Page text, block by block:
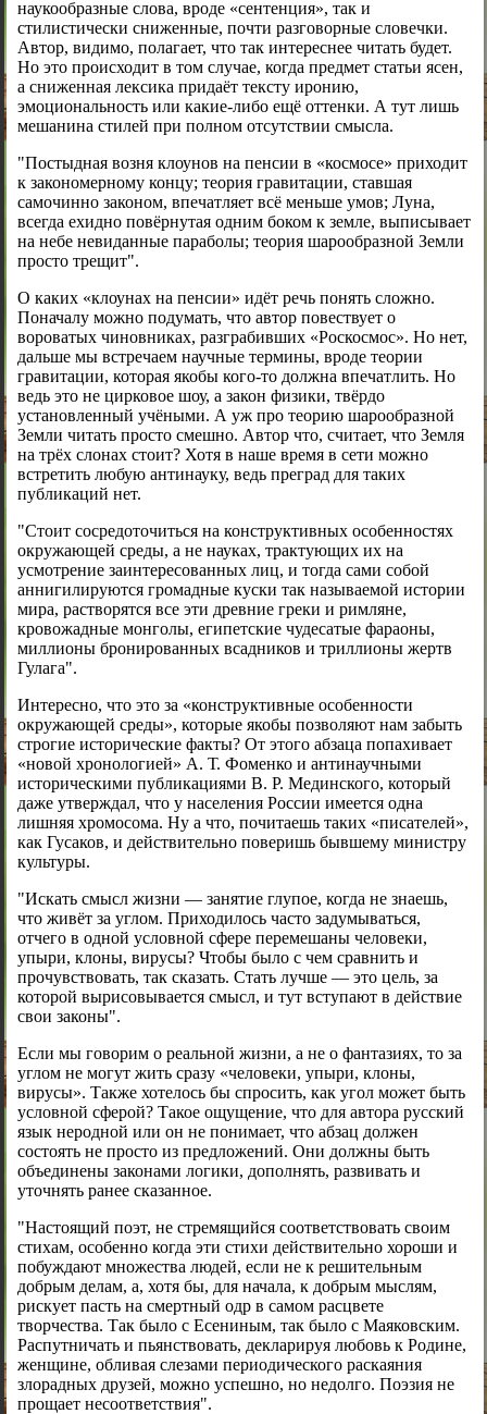
наукообразные слова, вроде «сентенция», так и
стилистически сниженные, почти разговорные словечки.
Автор, видимо, полагает, что так интереснее читать будет.
Но это происходит в том случае, когда предмет статьи ясен,
а сниженная лексика придаёт тексту иронию,
эмоциональность или какие-либо ещё оттенки. А тут лишь
мешанина стилей при полном отсутствии смысла.
"Постыдная возня клоунов на пенсии в «космосе» приходит
к закономерному концу; теория гравитации, ставшая
самочинно законом, впечатляет всё меньше умов; Луна,
всегда ехидно повёрнутая одним боком к земле, выписывает
на небе невиданные параболы; теория шарообразной Земли
просто трещит".
О каких «клоунах на пенсии» идёт речь понять сложно.
Поначалу можно подумать, что автор повествует о
вороватых чиновниках, разграбивших «Роскосмос». Но нет,
дальше мы встречаем научные термины, вроде теории
гравитации, которая якобы кого-то должна впечатлить. Но
ведь это не цирковое шоу, а закон физики, твёрдо
установленный учёными. А уж про теорию шарообразной
Земли читать просто смешно. Автор что, считает, что Земля
на трёх слонах стоит? Хотя в наше время в сети можно
встретить любую антинауку, ведь преград для таких
публикаций нет.
"Стоит сосредоточиться на конструктивных особенностях
окружающей среды, а не науках, трактующих их на
усмотрение заинтересованных лиц, и тогда сами собой
аннигилируются громадные куски так называемой истории
мира, растворятся все эти древние греки и римляне,
кровожадные монголы, египетские чудесатые фараоны,
миллионы бронированных всадников и триллионы жертв
Гулага".
Интересно, что это за «конструктивные особенности
окружающей среды», которые якобы позволяют нам забыть
строгие исторические факты? От этого абзаца попахивает
«новой хронологией» А. Т. Фоменко и антинаучными
историческими публикациями В. Р. Мединского, который
даже утверждал, что у населения России имеется одна
лишняя хромосома. Ну а что, почитаешь таких «писателей»,
как Гусаков, и действительно поверишь бывшему министру
культуры.
"Искать смысл жизни — занятие глупое, когда не знаешь,
что живёт за углом. Приходилось часто задумываться,
отчего в одной условной сфере перемешаны человеки,
упыри, клоны, вирусы? Чтобы было с чем сравнить и
прочувствовать, так сказать. Стать лучше — это цель, за
которой вырисовывается смысл, и тут вступают в действие
свои законы".
Если мы говорим о реальной жизни, а не о фантазиях, то за
углом не могут жить сразу «человеки, упыри, клоны,
вирусы». Также хотелось бы спросить, как угол может быть
условной сферой? Такое ощущение, что для автора русский
язык неродной или он не понимает, что абзац должен
состоять не просто из предложений. Они должны быть
объединены законами логики, дополнять, развивать и
уточнять ранее сказанное.
"Настоящий поэт, не стремящийся соответствовать своим
стихам, особенно когда эти стихи действительно хороши и
побуждают множества людей, если не к решительным
добрым делам, а, хотя бы, для начала, к добрым мыслям,
рискует пасть на смертный одр в самом расцвете
творчества. Так было с Есениным, так было с Маяковским.
Распутничать и пьянствовать, декларируя любовь к Родине,
женщине, обливая слезами периодического раскаяния
злорадных друзей, можно успешно, но недолго. Поэзия не
прощает несоответствия".